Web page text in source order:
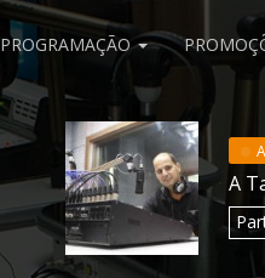
PROGRAMAÇÃO
A